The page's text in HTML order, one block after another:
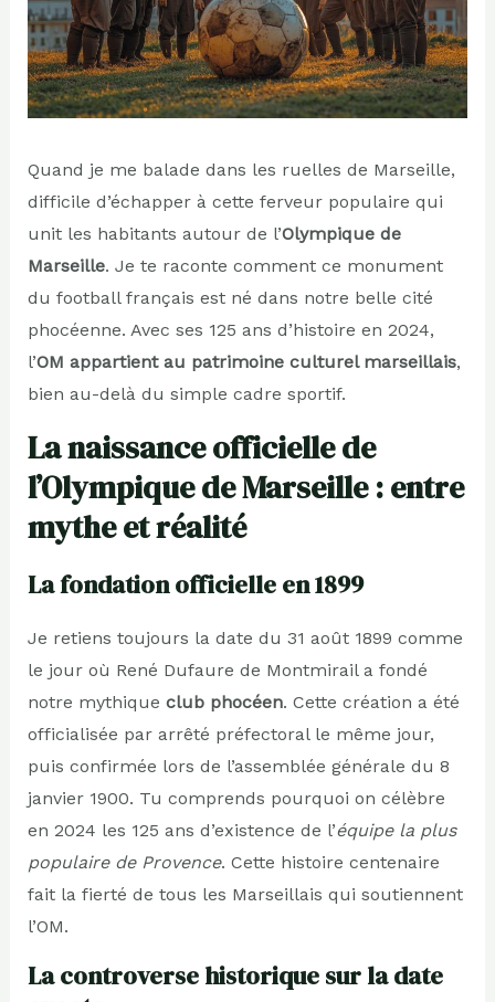
Quand je me balade dans les ruelles de Marseille,
difficile d’échapper à cette ferveur populaire qui
unit les habitants autour de l’Olympique de
Marseille. Je te raconte comment ce monument
du football français est né dans notre belle cité
phocéenne. Avec ses 125 ans d’histoire en 2024,
l’OM appartient au patrimoine culturel marseillais,
bien au-delà du simple cadre sportif.
La naissance officielle de
l’Olympique de Marseille : entre
mythe et réalité
La fondation officielle en 1899
Je retiens toujours la date du 31 août 1899 comme
le jour où René Dufaure de Montmirail a fondé
notre mythique club phocéen. Cette création a été
officialisée par arrêté préfectoral le même jour,
puis confirmée lors de l’assemblée générale du 8
janvier 1900. Tu comprends pourquoi on célèbre
en 2024 les 125 ans d’existence de l’équipe la plus
populaire de Provence. Cette histoire centenaire
fait la fierté de tous les Marseillais qui soutiennent
l’OM.
La controverse historique sur la date